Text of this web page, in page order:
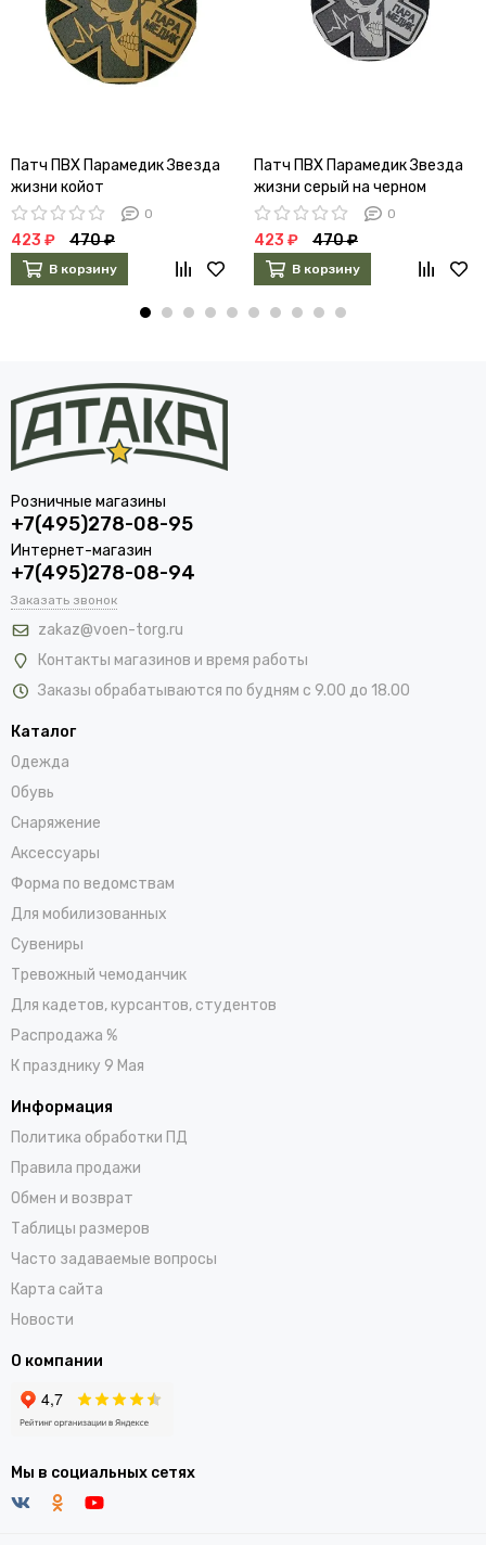
Патч ПВХ Парамедик Звезда
жизни койот
0
423 ₽ 470 ₽
В корзину
Патч ПВХ Парамедик Звезда
жизни серый на черном
0
423 ₽ 470 ₽
В корзину
Розничные магазины
+7(495)278-08-95
Интернет-магазин
+7(495)278-08-94
Заказать звонок
zakaz@voen-torg.ru
Контакты магазинов и время работы
Заказы обрабатываются по будням с 9.00 до 18.00
Каталог
Одежда
Обувь
Снаряжение
Аксессуары
Форма по ведомствам
Для мобилизованных
Сувениры
Тревожный чемоданчик
Для кадетов, курсантов, студентов
Распродажа %
К празднику 9 Мая
Информация
Политика обработки ПД
Правила продажи
Обмен и возврат
Таблицы размеров
Часто задаваемые вопросы
Карта сайта
Новости
О компании
Мы в социальных сетях